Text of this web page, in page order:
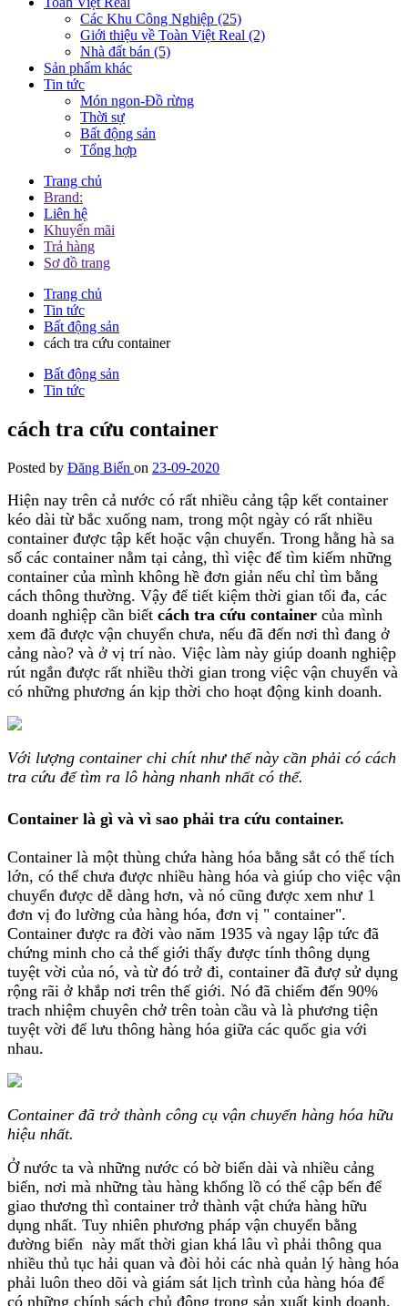
Các Khu Công Nghiệp (25)
Giới thiệu về Toàn Việt Real (2)
Nhà đất bán (5)
Sản phẩm khác
Tin tức
Món ngon-Đồ rừng
Thời sự
Bất động sản
Tổng hợp
Trang chủ
Brand:
Liên hệ
Khuyến mãi
Trả hàng
Sơ đồ trang
Trang chủ
Tin tức
Bất động sản
cách tra cứu container
Bất động sản
Tin tức
cách tra cứu container
Posted by Đăng Biển on 23-09-2020
Hiện nay trên cả nước có rất nhiều cảng tập kết container
kéo dài từ bắc xuống nam, trong một ngày có rất nhiều
container được tập kết hoặc vận chuyển. Trong hằng hà sa
số các container nằm tại cảng, thì việc để tìm kiếm những
container của mình không hề đơn giản nếu chỉ tìm bằng
cách thông thường. Vậy để tiết kiệm thời gian tối đa, các
doanh nghiệp cần biết cách tra cứu container của mình
xem đã được vận chuyển chưa, nếu đã đến nơi thì đang ở
cảng nào? và ở vị trí nào. Việc làm này giúp doanh nghiệp
rút ngắn được rất nhiều thời gian trong việc vận chuyển và
có những phương án kịp thời cho hoạt động kinh doanh.
Với lượng container chi chít như thế này cần phải có cách
tra cứu để tìm ra lô hàng nhanh nhất có thể.
Container là gì và vì sao phải tra cứu container.
Container là một thùng chứa hàng hóa bằng sắt có thể tích
lớn, có thể chưa được nhiều hàng hóa và giúp cho việc vận
chuyển được dễ dàng hơn, và nó cũng được xem như 1
đơn vị đo lường của hàng hóa, đơn vị " container".
Container được ra đời vào năm 1935 và ngay lập tức đã
chứng minh cho cả thế giới thấy được tính thông dụng
tuyệt vời của nó, và từ đó trở đi, container đã đượ sử dụng
rộng rãi ở khắp nơi trên thế giới. Nó đã chiếm đến 90%
trach nhiệm chuyên chở trên toàn cầu và là phương tiện
tuyệt vời để lưu thông hàng hóa giữa các quốc gia với
nhau.
Container đã trở thành công cụ vận chuyển hàng hóa hữu
hiệu nhất.
Ở nước ta và những nước có bờ biển dài và nhiều cảng
biển, nơi mà những tàu hàng khổng lồ có thể cập bến để
giao thương thì container trở thành vật chứa hàng hữu
dụng nhất. Tuy nhiên phương pháp vận chuyển bằng
đường biển này mất thời gian khá lâu vì phải thông qua
nhiều thủ tục hải quan và đòi hỏi các nhà quản lý hàng hóa
phải luôn theo dõi và giám sát lịch trình của hàng hóa để
có những chính sách chủ động trong sản xuất kinh doanh.